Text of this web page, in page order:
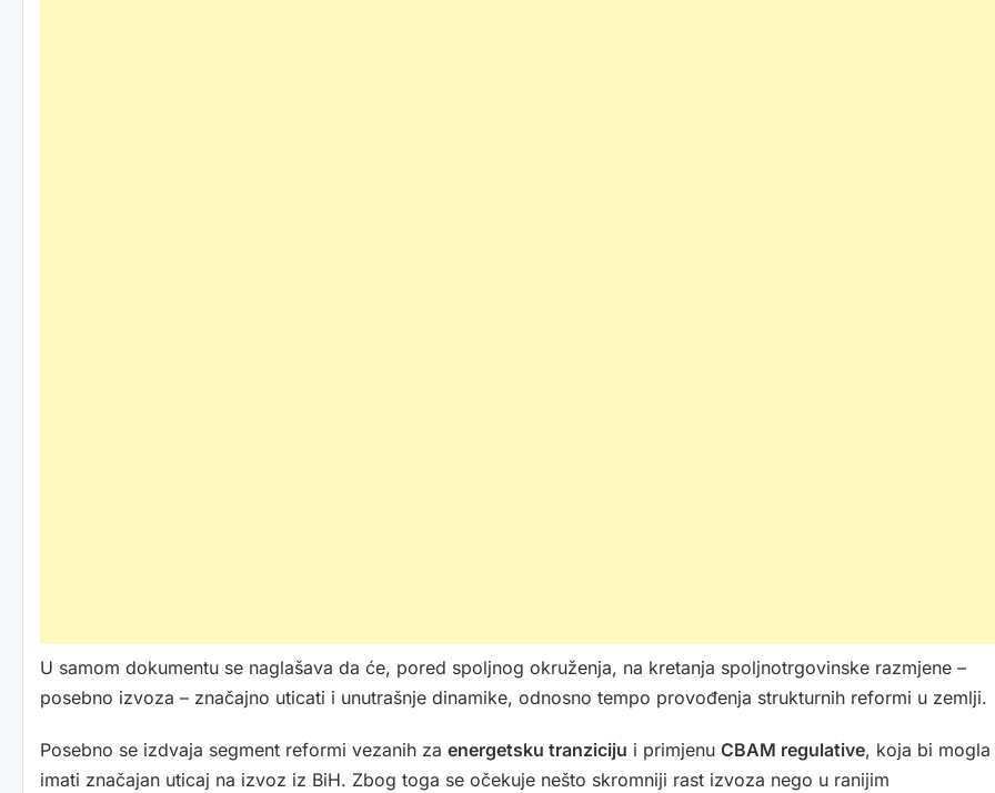
U samom dokumentu se naglašava da će, pored spoljnog okruženja, na kretanja spoljnotrgovinske razmjene –
posebno izvoza – značajno uticati i unutrašnje dinamike, odnosno tempo provođenja strukturnih reformi u zemlji.
Posebno se izdvaja segment reformi vezanih za energetsku tranziciju i primjenu CBAM regulative, koja bi mogla
imati značajan uticaj na izvoz iz BiH. Zbog toga se očekuje nešto skromniji rast izvoza nego u ranijim